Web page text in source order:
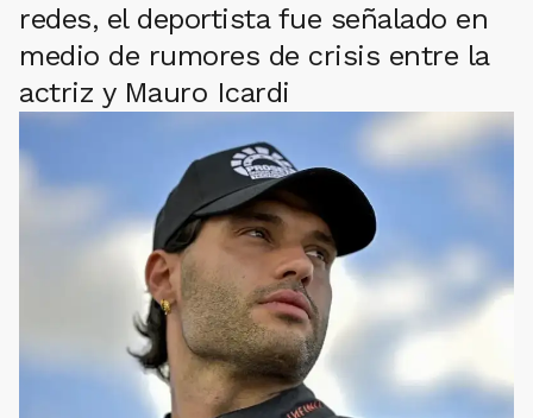
redes, el deportista fue señalado en
medio de rumores de crisis entre la
actriz y Mauro Icardi